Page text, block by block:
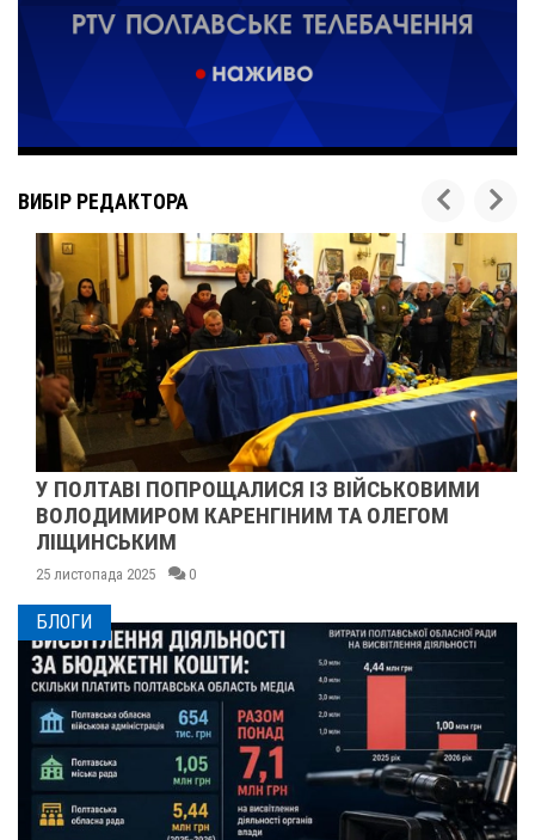
ВИБІР РЕДАКТОРА
У ПОЛТАВІ ПОПРОЩАЛИСЯ ІЗ ВІЙСЬКОВИМИ
ВОЛОДИМИРОМ КАРЕНГІНИМ ТА ОЛЕГОМ
ЛІЩИНСЬКИМ
25 листопада 2025 0
БЛОГИ